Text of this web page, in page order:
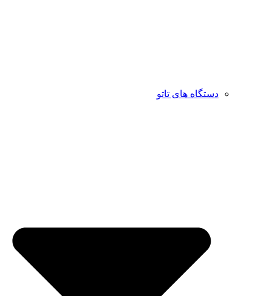
دستگاه های تاتو